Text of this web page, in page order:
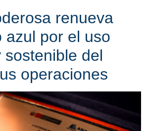
renueva
azul por el uso
sostenible del
operaciones